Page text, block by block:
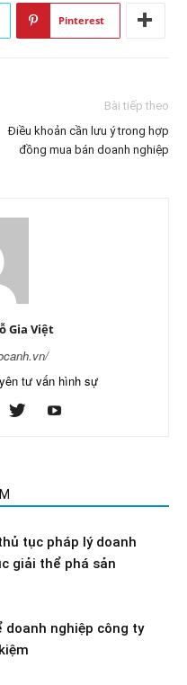
Pinterest
Bài tiếp theo
Điều khoản cần lưu ý trong hợp
đồng mua bán doanh nghiệp
Gia Việt
tư vấn hình sự
tục pháp lý doanh
giải thể phá sản
doanh nghiệp công ty